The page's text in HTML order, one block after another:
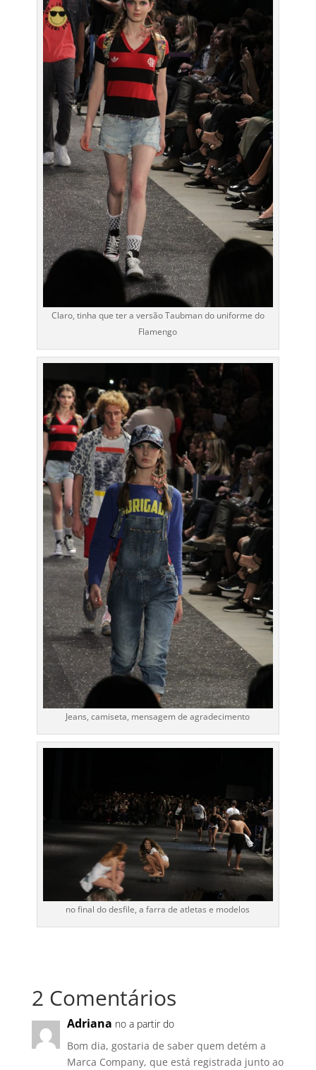
Claro, tinha que ter a versão Taubman do uniforme do
Flamengo
Jeans, camiseta, mensagem de agradecimento
no final do desfile, a farra de atletas e modelos
2 Comentários
Adriana no a partir do
Bom dia, gostaria de saber quem detém a
Marca Company, que está registrada junto ao